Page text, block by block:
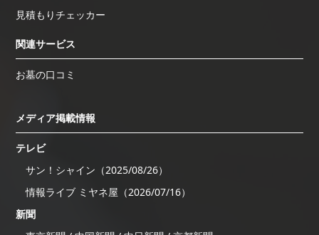
見積もりチェッカー
関連サービス
お墓の口コミ
メディア掲載情報
テレビ
サン！シャイン（2025/08/26）
情報ライブ ミヤネ屋（2026/07/16）
新聞